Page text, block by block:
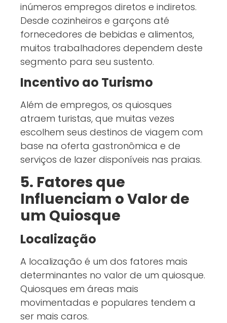
inúmeros empregos diretos e indiretos.
Desde cozinheiros e garçons até
fornecedores de bebidas e alimentos,
muitos trabalhadores dependem deste
segmento para seu sustento.
Incentivo ao Turismo
Além de empregos, os quiosques
atraem turistas, que muitas vezes
escolhem seus destinos de viagem com
base na oferta gastronômica e de
serviços de lazer disponíveis nas praias.
5. Fatores que
Influenciam o Valor de
um Quiosque
Localização
A localização é um dos fatores mais
determinantes no valor de um quiosque.
Quiosques em áreas mais
movimentadas e populares tendem a
ser mais caros.